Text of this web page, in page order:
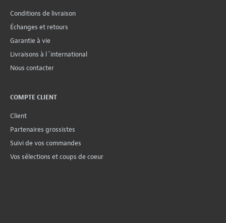
Conditions de livraison
Échanges et retours
Garantie à vie
Livraisons à l´international
Nous contacter
COMPTE CLIENT
Client
Partenaires grossistes
Suivi de vos commandes
Vos sélections et coups de coeur